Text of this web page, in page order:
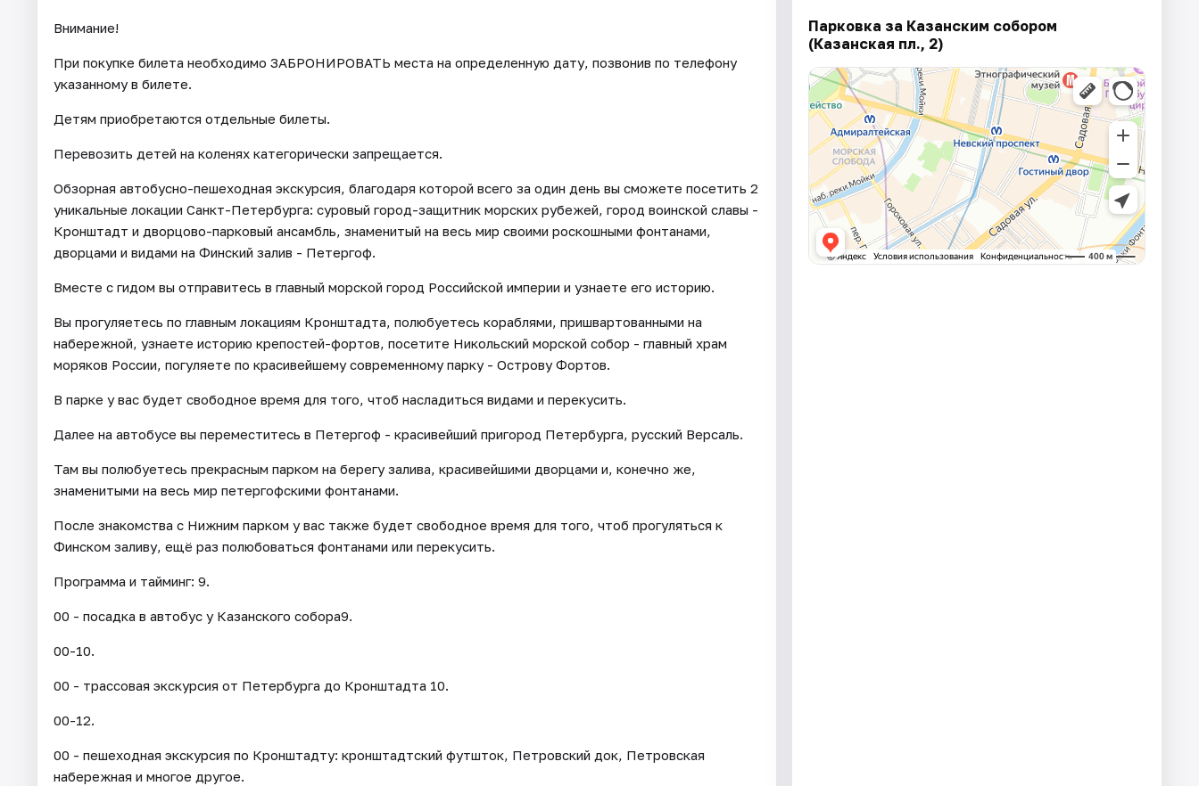
Внимание!
При покупке билета необходимо ЗАБРОНИРОВАТЬ места на определенную дату, позвонив по телефону
указанному в билете.
Детям приобретаются отдельные билеты.
Перевозить детей на коленях категорически запрещается.
Обзорная автобусно-пешеходная экскурсия, благодаря которой всего за один день вы сможете посетить 2
уникальные локации Санкт-Петербурга: суровый город-защитник морских рубежей, город воинской славы -
Кронштадт и дворцово-парковый ансамбль, знаменитый на весь мир своими роскошными фонтанами,
дворцами и видами на Финский залив - Петергоф.
Вместе с гидом вы отправитесь в главный морской город Российской империи и узнаете его историю.
Вы прогуляетесь по главным локациям Кронштадта, полюбуетесь кораблями, пришвартованными на
набережной, узнаете историю крепостей-фортов, посетите Никольский морской собор - главный храм
моряков России, погуляете по красивейшему современному парку - Острову Фортов.
В парке у вас будет свободное время для того, чтоб насладиться видами и перекусить.
Далее на автобусе вы переместитесь в Петергоф - красивейший пригород Петербурга, русский Версаль.
Там вы полюбуетесь прекрасным парком на берегу залива, красивейшими дворцами и, конечно же,
знаменитыми на весь мир петергофскими фонтанами.
После знакомства с Нижним парком у вас также будет свободное время для того, чтоб прогуляться к
Финском заливу, ещё раз полюбоваться фонтанами или перекусить.
Программа и тайминг: 9.
00 - посадка в автобус у Казанского собора9.
00-10.
00 - трассовая экскурсия от Петербурга до Кронштадта 10.
00-12.
00 - пешеходная экскурсия по Кронштадту: кронштадтский футшток, Петровский док, Петровская
набережная и многое другое.
Парковка за Казанским собором
(Казанская пл., 2)